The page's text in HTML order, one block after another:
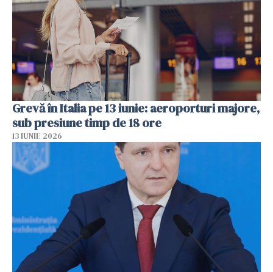
Grevă în Italia pe 13 iunie: aeroporturi majore,
sub presiune timp de 18 ore
13 IUNIE 2026